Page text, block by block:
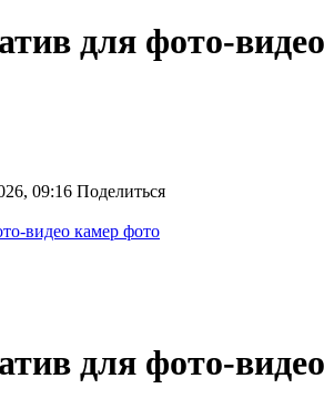
для фото-
09:16 Поделиться
для фото-